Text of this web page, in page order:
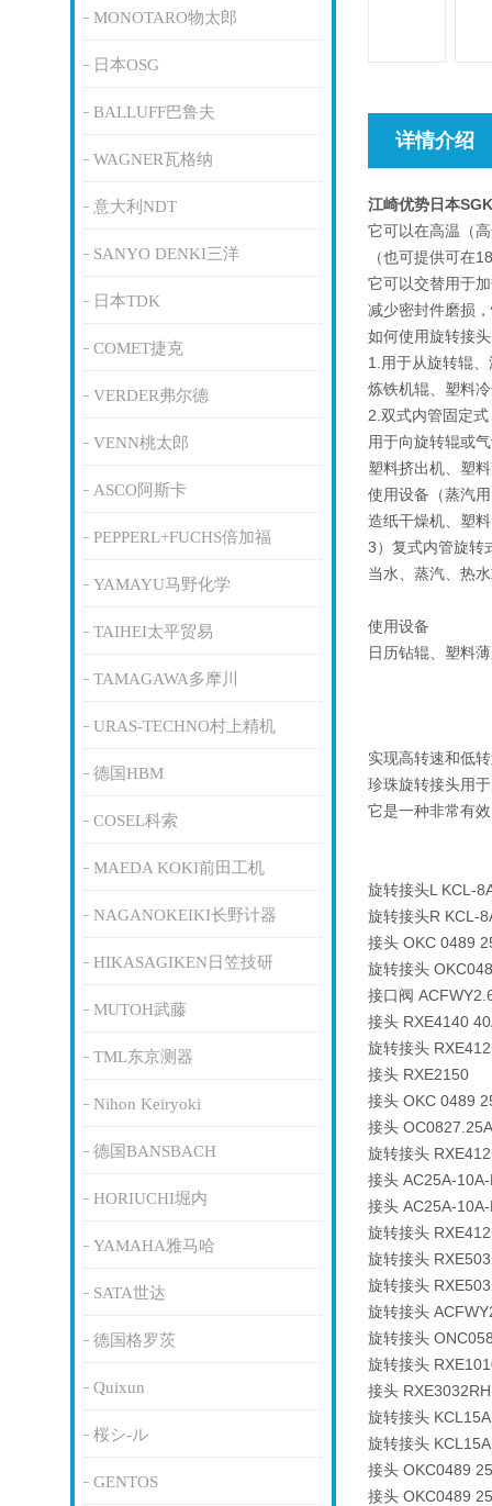
MONOTARO物太郎
日本OSG
BALLUFF巴鲁夫
WAGNER瓦格纳
意大利NDT
SANYO DENKI三洋
日本TDK
COMET捷克
VERDER弗尔德
VENN桃太郎
ASCO阿斯卡
PEPPERL+FUCHS倍加福
YAMAYU马野化学
TAIHEI太平贸易
TAMAGAWA多摩川
URAS-TECHNO村上精机
德国HBM
COSEL科索
MAEDA KOKI前田工机
NAGANOKEIKI长野计器
HIKASAGIKEN日笠技研
MUTOH武藤
TML东京测器
Nihon Keiryoki
德国BANSBACH
HORIUCHI堀内
YAMAHA雅马哈
SATA世达
德国格罗茨
Quixun
桜シ-ル
GENTOS
详情介绍
江崎优势日本
它可以在高温（
（也可提供可在
它可以交替用于
减少密封件磨损
如何使用旋转接头
1.用于从旋转辊
炼铁机辊、塑料
2.双式内管固定式
用于向旋转辊或
塑料挤出机、塑
使用设备（蒸汽
造纸干燥机、塑
3）复式内管旋转
当水、蒸汽、热
使用设备
日历钻辊、塑料
实现高转速和低
珍珠旋转接头用
它是一种非常有
旋转接头L KCL-
旋转接头R KCL-
接头 OKC 0489
旋转接头
接口阀
接头 RXE4140
旋转接头
接头 RXE2150
接头 OKC 0489
接头 OC0827.25A
旋转接头
接头 AC25A-
接头 AC25A-
旋转接头
旋转接头
旋转接头
旋转接头
旋转接头
旋转接头
接头 RXE3032RH
旋转接头
旋转接头
接头 OKC0489
接头 OKC0489